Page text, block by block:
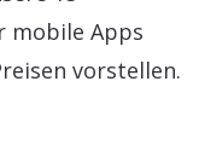
mobile Apps
vorstellen.